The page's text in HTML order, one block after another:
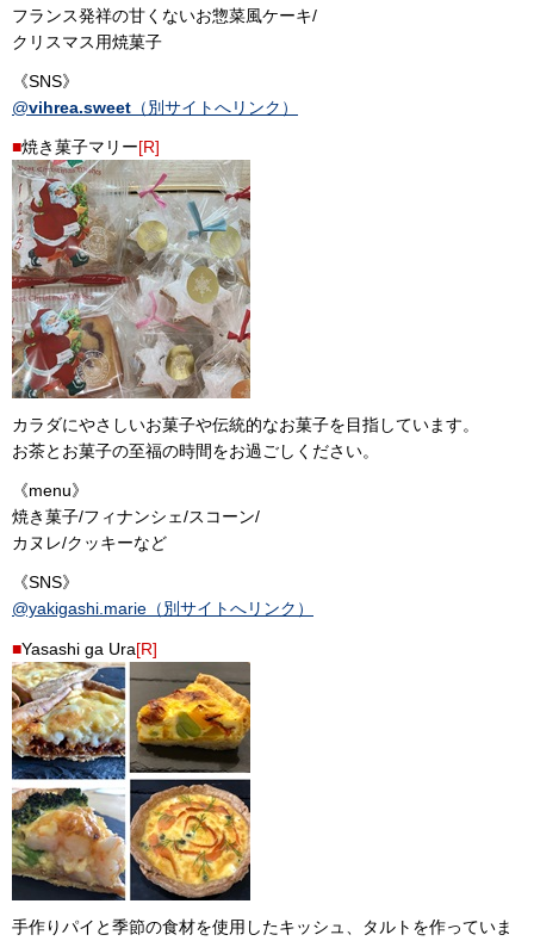
フランス発祥の甘くないお惣菜風ケーキ/
クリスマス用焼菓子
《SNS》
@vihrea.sweet （別サイトへリンク）
■焼き菓子マリー[R]
カラダにやさしいお菓子や伝統的なお菓子を目指しています。
お茶とお菓子の至福の時間をお過ごしください。
《menu》
焼き菓子/フィナンシェ/スコーン/
カヌレ/クッキーなど
《SNS》
@yakigashi.marie（別サイトへリンク）
■Yasashi ga Ura[R]
手作りパイと季節の食材を使用したキッシュ、タルトを作っていま